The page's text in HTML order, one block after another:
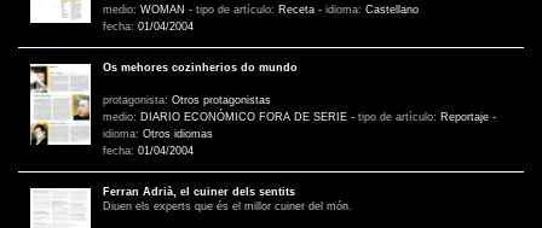
medio: WOMAN - tipo de artículo: Receta - idioma: Castellano
fecha: 01/04/2004
Os mehores cozinherios do mundo
protagonista: Otros protagonistas
medio: DIARIO ECONÓMICO FORA DE SERIE - tipo de artículo: Reportaje -
idioma: Otros idiomas
fecha: 01/04/2004
Ferran Adrià, el cuiner dels sentits
Diuen els experts que és el millor cuiner del món.